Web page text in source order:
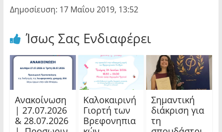
Δημοσίευση: 17 Μαΐου 2019, 13:52
Ίσως Σας Ενδιαφέρει
Ανακοίνωση
| 27.07.2026
& 28.07.2026
Καλοκαιρινή
Γιορτή των
Βρεφονηπια
Σημαντική
διάκριση για
τη